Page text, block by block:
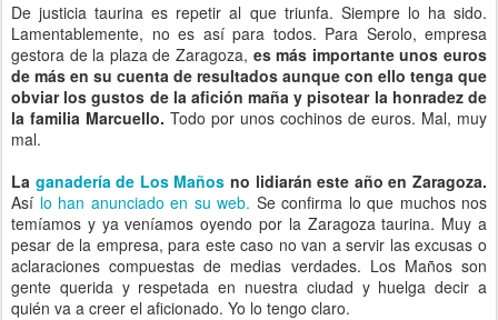
De justicia taurina es repetir al que triunfa. Siempre lo ha sido.
Lamentablemente, no es así para todos. Para Serolo, empresa
gestora de la plaza de Zaragoza, es más importante unos euros
de más en su cuenta de resultados aunque con ello tenga que
obviar los gustos de la afición maña y pisotear la honradez de
la familia Marcuello. Todo por unos cochinos de euros. Mal, muy
mal.
La ganadería de Los Maños no lidiarán este año en Zaragoza.
Así lo han anunciado en su web. Se confirma lo que muchos nos
temíamos y ya veníamos oyendo por la Zaragoza taurina. Muy a
pesar de la empresa, para este caso no van a servir las excusas o
aclaraciones compuestas de medias verdades. Los Maños son
gente querida y respetada en nuestra ciudad y huelga decir a
quién va a creer el aficionado. Yo lo tengo claro.